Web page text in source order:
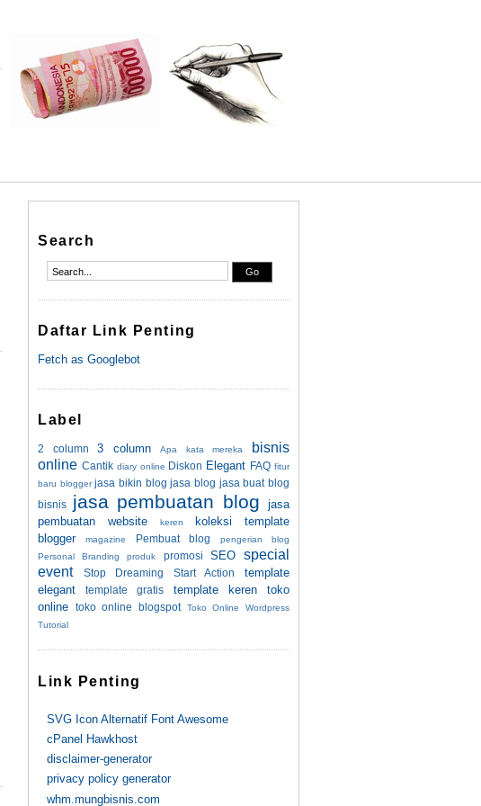
Search
Daftar Link Penting
Fetch as Googlebot
Label
2 column 3 column Apa kata mereka
bisnis
online Cantik diary online Diskon Elegant FAQ fitur
baru blogger jasa bikin blog jasa blog jasa buat blog
bisnis
jasa pembuatan blog
jasa
pembuatan website
keren
koleksi template
blogger
magazine Pembuat blog
pengerian blog
Personal Branding
produk promosi SEO
special
event
Stop Dreaming Start Action
template
elegant
template gratis template keren
toko
online
toko online blogspot
Toko Online Wordpress
Tutorial
Link Penting
SVG Icon Alternatif Font Awesome
cPanel Hawkhost
disclaimer-generator
privacy policy generator
whm.mungbisnis.com